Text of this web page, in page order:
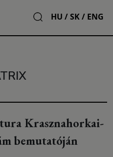
HU /SK/ ENG
Krasznahorkai-
bemutatóján